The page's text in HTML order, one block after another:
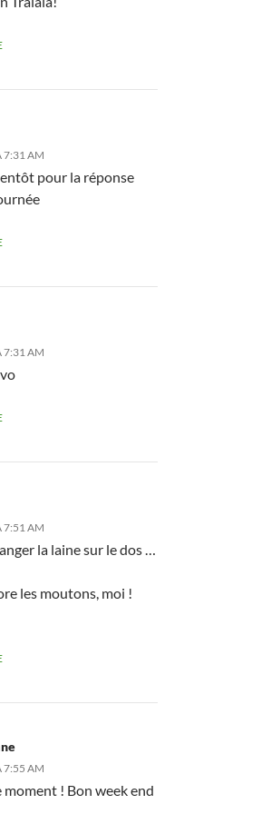
7:31 AM
pour la réponse
7:31 AM
7:51 AM
la laine sur le dos …
les moutons, moi !
7:55 AM
moment ! Bon week end